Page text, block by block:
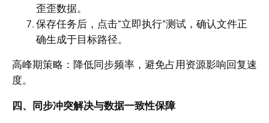
歪歪数据。
保存任务后，点击“立即执行”测试，确认文件正
确生成于目标路径。
高峰期策略：降低同步频率，避免占用资源影响回复速
度。
四、同步冲突解决与数据一致性保障